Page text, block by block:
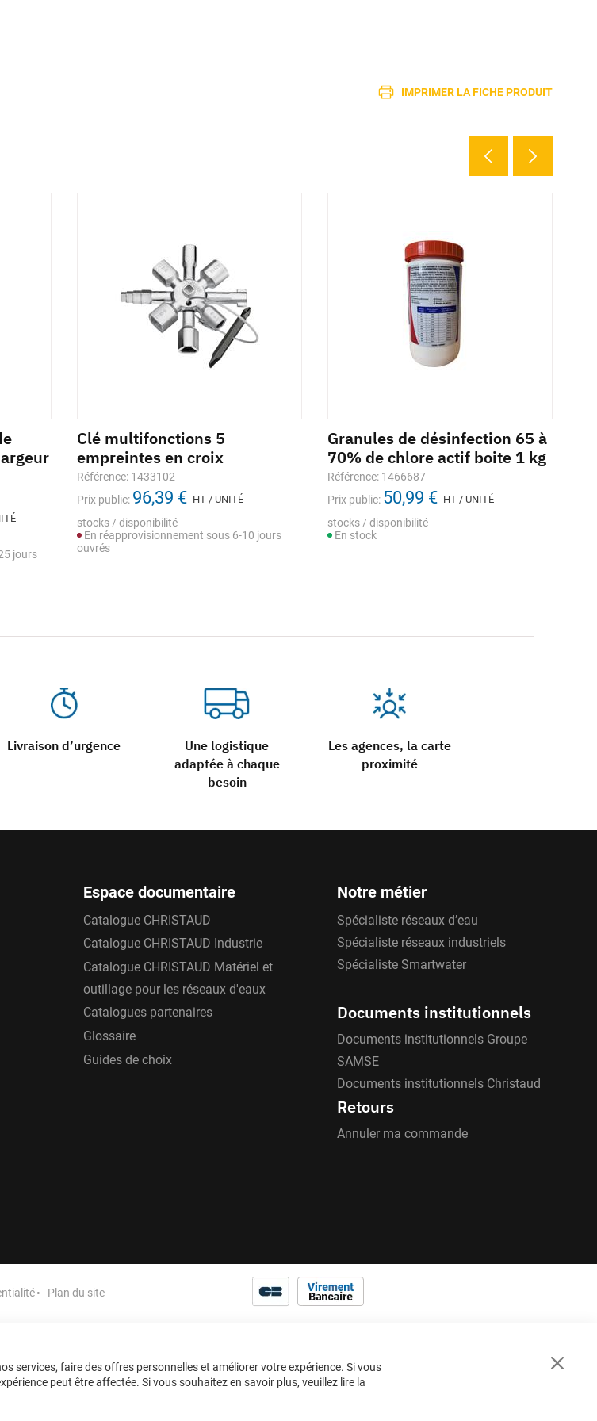
IMPRIMER LA FICHE PRODUIT
Livraison d’urgence
Une logistique
adaptée à chaque
besoin
Les agences, la carte
proximité
jours
Clé multifonctions 5
empreintes en croix
Référence: 1433102
Prix public: 96,39 € HT / UNITÉ
stocks / disponibilité
En réapprovisionnement sous 6-10 jours
ouvrés
Granules de désinfection 65 à
70% de chlore actif boite 1 kg
Référence: 1466687
Prix public: 50,99 € HT / UNITÉ
stocks / disponibilité
En stock
Espace documentaire
Catalogue CHRISTAUD
Catalogue CHRISTAUD Industrie
Catalogue CHRISTAUD Matériel et
outillage pour les réseaux d'eaux
Catalogues partenaires
Glossaire
Guides de choix
Notre métier
Spécialiste réseaux d’eau
Spécialiste réseaux industriels
Spécialiste Smartwater
Documents institutionnels
Documents institutionnels Groupe
SAMSE
Documents institutionnels Christaud
Retours
Annuler ma commande
Plan du site
Close
services, faire des offres personnelles et améliorer votre expérience. Si vous
peut être affectée. Si vous souhaitez en savoir plus, veuillez lire la